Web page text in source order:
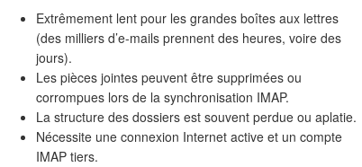
Extrêmement lent pour les grandes boîtes aux lettres
(des milliers d’e-mails prennent des heures, voire des
jours).
Les pièces jointes peuvent être supprimées ou
corrompues lors de la synchronisation IMAP.
La structure des dossiers est souvent perdue ou aplatie.
Nécessite une connexion Internet active et un compte
IMAP tiers.